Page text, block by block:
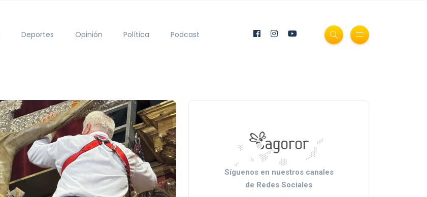
Deportes Opinión Política Podcast
Síguenos en nuestros canales
de Redes Sociales